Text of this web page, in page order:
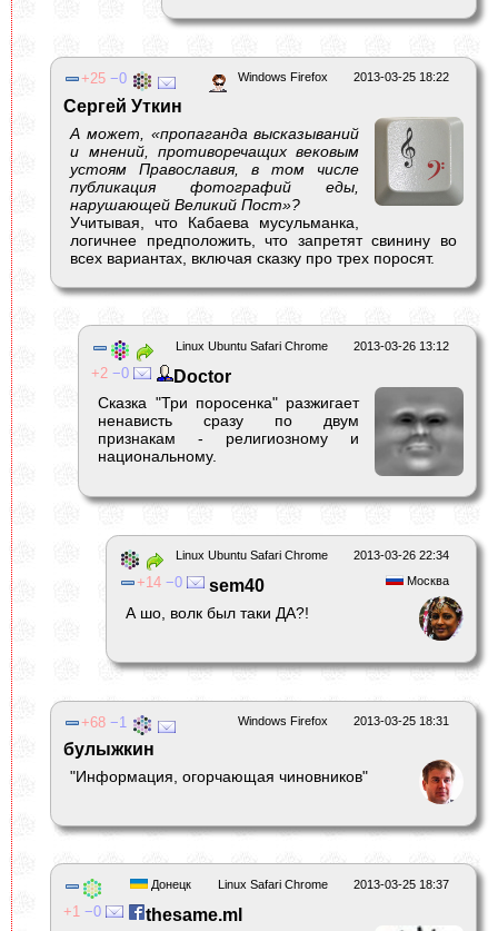
2013-03-25 18:22
Windows Firefox
25 0
Сергей Уткин
А может, «пропаганда высказываний
и мнений, противоречащих вековым
устоям Православия, в том числе
публикация фотографий еды,
нарушающей Великий Пост»?
Учитывая, что Кабаева мусульманка,
логичнее предположить, что запретят свинину во
всех вариантах, включая сказку про трех поросят.
2013-03-26 13:12
Linux Ubuntu Safari Chrome
2 0 Doctor
Сказка "Три поросенка" разжигает
ненависть сразу по двум
признакам - религиозному и
национальному.
2013-03-26 22:34
Linux Ubuntu Safari Chrome
Москва
14 0 sem40
А шо, волк был таки ДА?!
2013-03-25 18:31
Windows Firefox
68 1
булыжкин
"Информация, огорчающая чиновников"
2013-03-25 18:37
Linux Safari Chrome
Донецк
1 0 thesame.ml